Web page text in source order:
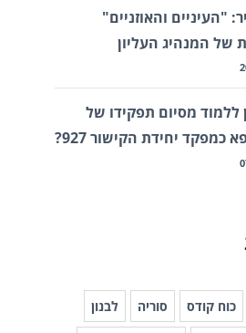
"העיניים והאוזניים"
של המנהיג העליון
ללמוד מסיום תפקידו של
כמפקד יחידת הקישור 927?
כוח קודס סוריה לבנון